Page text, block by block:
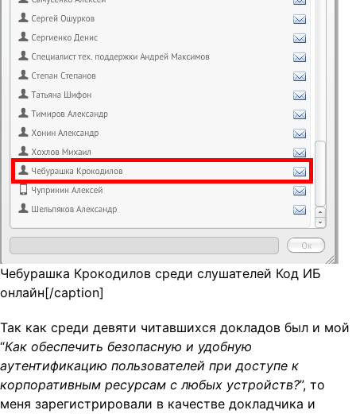
Чебурашка Крокодилов среди слушателей Код ИБ
онлайн[/caption]
Так как среди девяти читавшихся докладов был и мой
“Как обеспечить безопасную и удобную
аутентификацию пользователей при доступе к
корпоративным ресурсам с любых устройств?”, то
меня зарегистрировали в качестве докладчика и